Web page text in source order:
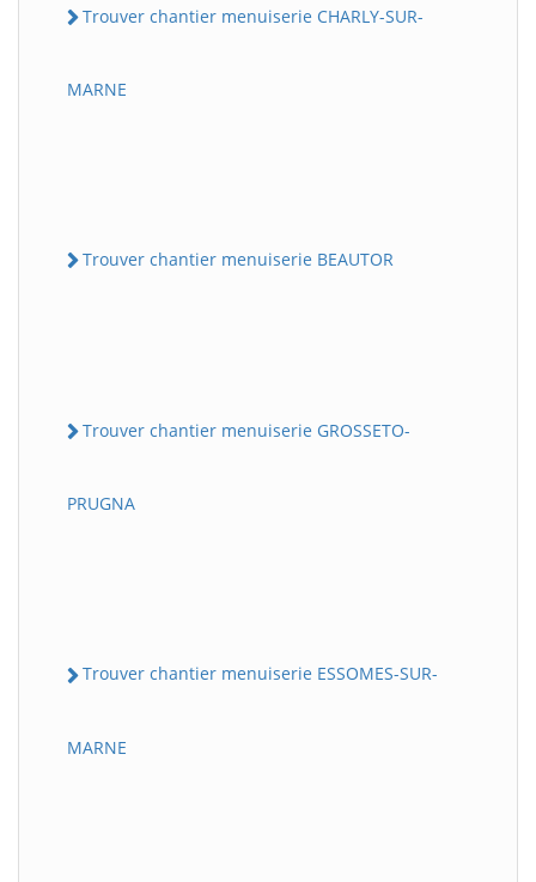
Trouver chantier menuiserie CHARLY-SUR-
MARNE
Trouver chantier menuiserie BEAUTOR
Trouver chantier menuiserie GROSSETO-
PRUGNA
Trouver chantier menuiserie ESSOMES-SUR-
MARNE